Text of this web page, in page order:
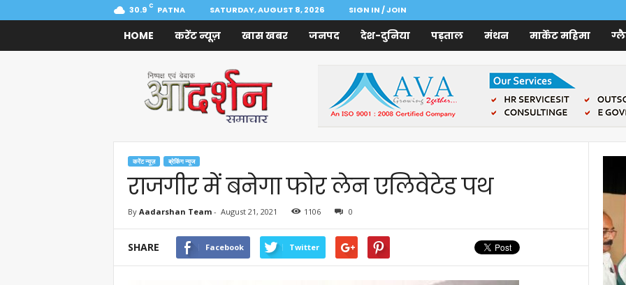
30.9 C PATNA SATURDAY, AUGUST 8, 2026 SIGN IN / JOIN
HOME करेंट न्यूज़ खास खबर जनपद देश-दुनिया पड़ताल मंथन मार्केट महिमा
Samachar
करेंट न्यूज़ ब्रेकिंग न्यूज
राजगीर में बनेगा फोर लेन एलिवेटेड पथ
By Aadarshan Team- August 21, 2021 1106 0
SHARE Facebook Twitter